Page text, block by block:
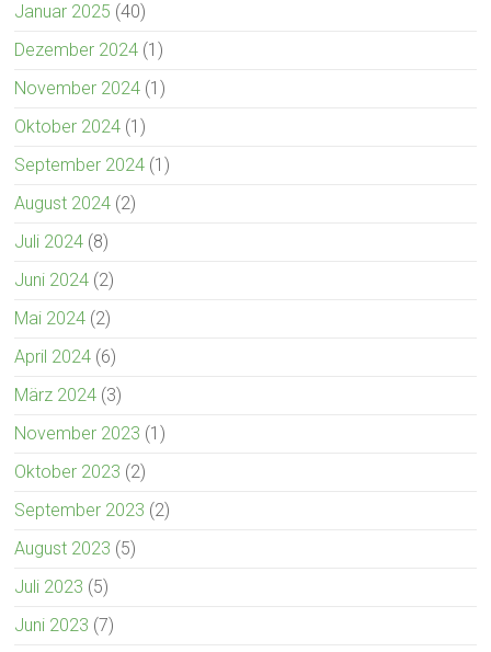
Januar 2025 (40)
Dezember 2024 (1)
November 2024 (1)
Oktober 2024 (1)
September 2024 (1)
August 2024 (2)
Juli 2024 (8)
Juni 2024 (2)
Mai 2024 (2)
April 2024 (6)
März 2024 (3)
November 2023 (1)
Oktober 2023 (2)
September 2023 (2)
August 2023 (5)
Juli 2023 (5)
Juni 2023 (7)